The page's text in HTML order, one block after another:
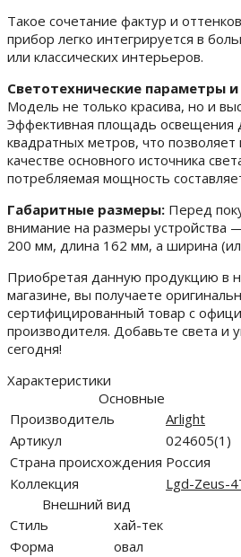
Такое сочетание фактур и
прибор легко интегрируется в
или классических интерьеров.
Светотехнические параметры и
Модель не только красива, но и
Эффективная площадь освещения
квадратных метров, что позволяет
качестве основного источника
потребляемая мощность
Габаритные размеры: Перед
внимание на размеры устройства
200 мм, длина 162 мм, а ширина
Приобретая данную продукцию в
магазине, вы получаете
сертифицированный товар с
производителя. Добавьте света и
сегодня!
Характеристики
Основные
Производитель
Arlight
Артикул
024605(1)
Страна происхождения Россия
Коллекция
Lgd-Zeus-
Внешний вид
Стиль
хай-тек
Форма
овал